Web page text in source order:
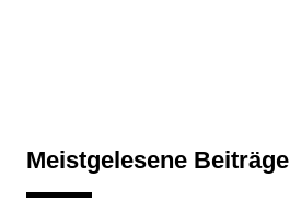
Meistgelesene Beiträge